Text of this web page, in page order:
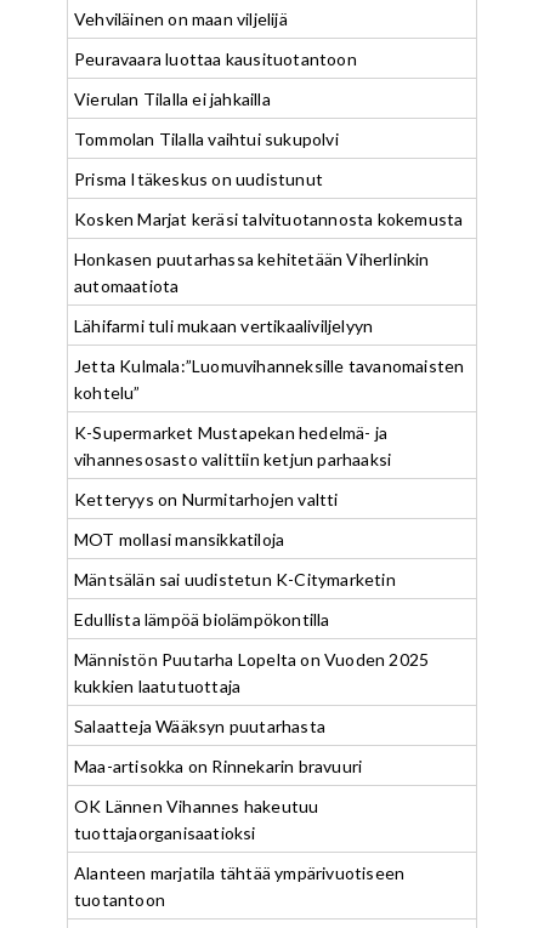
Vehviläinen on maan viljelijä
Peuravaara luottaa kausituotantoon
Vierulan Tilalla ei jahkailla
Tommolan Tilalla vaihtui sukupolvi
Prisma Itäkeskus on uudistunut
Kosken Marjat keräsi talvituotannosta kokemusta
Honkasen puutarhassa kehitetään Viherlinkin
automaatiota
Lähifarmi tuli mukaan vertikaaliviljelyyn
Jetta Kulmala:”Luomuvihanneksille tavanomaisten
kohtelu”
K-Supermarket Mustapekan hedelmä- ja
vihannesosasto valittiin ketjun parhaaksi
Ketteryys on Nurmitarhojen valtti
MOT mollasi mansikkatiloja
Mäntsälän sai uudistetun K-Citymarketin
Edullista lämpöä biolämpökontilla
Männistön Puutarha Lopelta on Vuoden 2025
kukkien laatutuottaja
Salaatteja Wääksyn puutarhasta
Maa-artisokka on Rinnekarin bravuuri
OK Lännen Vihannes hakeutuu
tuottajaorganisaatioksi
Alanteen marjatila tähtää ympärivuotiseen
tuotantoon